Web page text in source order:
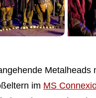
Metalheads
im MS